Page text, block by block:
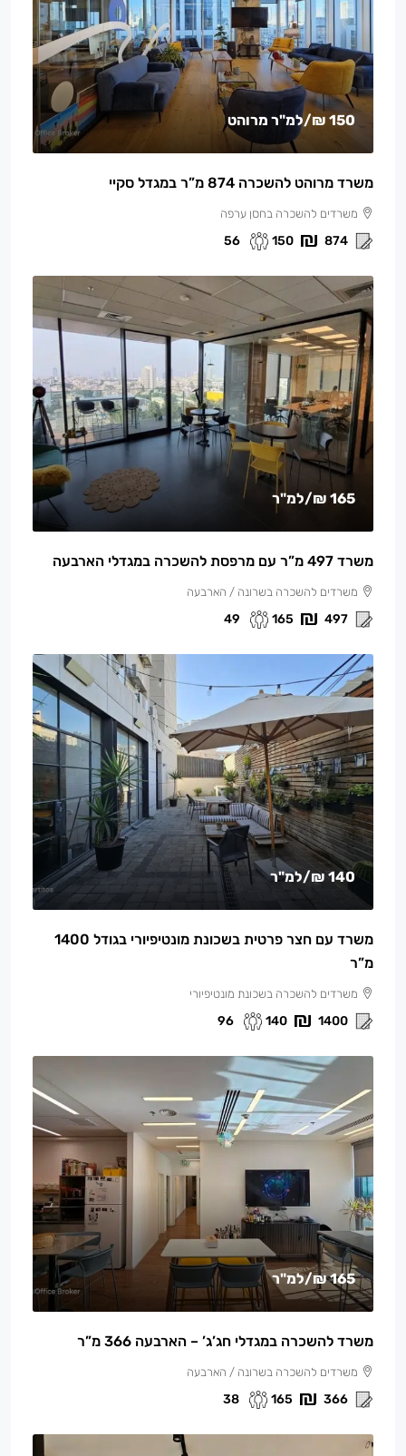
150 ₪ /למ"ר מרוהט
משרד מרוהט להשכרה 874 מ”ר במגדל סקיי
משרדים להשכרה בחסן ערפה
874
150
56
165 ₪ /למ"ר
משרד 497 מ”ר עם מרפסת להשכרה במגדלי הארבעה
משרדים להשכרה בשרונה / הארבעה
497
165
49
140 ₪ /למ"ר
משרד עם חצר פרטית בשכונת מונטיפיורי בגודל 1400
מ”ר
משרדים להשכרה בשכונת מונטיפיורי
1400
140
96
165 ₪ /למ"ר
משרד להשכרה במגדלי חג’ג’ – הארבעה 366 מ”ר
משרדים להשכרה בשרונה / הארבעה
366
165
38